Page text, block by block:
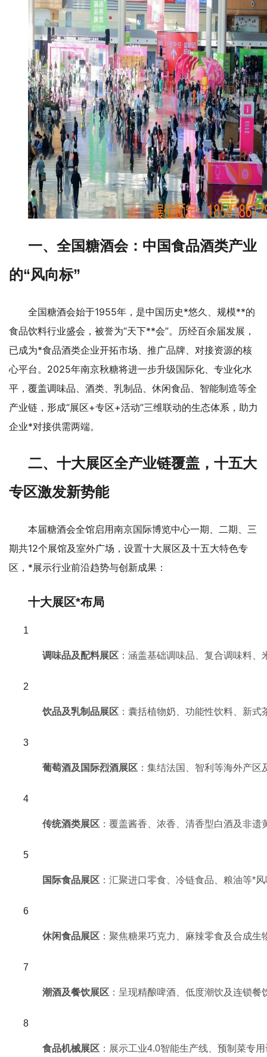
一、全国糖酒会：中国食品酒类产业
的“风向标”
全国糖酒会始于1955年，是中国历史*悠久、规模**的
食品饮料行业盛会，被誉为“天下**会”。历经百余届发展，
已成为*食品酒类企业开拓市场、推广品牌、对接资源的核
心平台。2025年南京秋糖将进一步升级国际化、专业化水
平，覆盖调味品、酒类、乳制品、休闲食品、智能制造等全
产业链，形成“展区+专区+活动”三维联动的生态体系，助力
企业*对接供需两端。
二、十大展区全产业链覆盖，十五大
专区激发新势能
本届糖酒会全馆启用南京国际博览中心一期、二期、三
期共12个展馆及室外广场，设置十大展区及十五大特色专
区，*展示行业前沿趋势与创新成果：
十大展区*布局
调味品及配料展区 ：涵盖基础调味品、复合调味料
饮品及乳制品展区 ：囊括植物奶、功能性饮料、新
葡萄酒及国际烈酒展区 ：集结法国、智利等海外产
传统酒类展区 ：覆盖酱香、浓香、清香型白酒及非
国际食品展区 ：汇聚进口零食、冷链食品、粮油等*
休闲食品展区 ：聚焦糖果巧克力、麻辣零食及合成生
潮酒及餐饮展区 ：呈现精酿啤酒、低度潮饮及连锁
食品机械展区 ：展示工业4.0智能生产线、预制菜专